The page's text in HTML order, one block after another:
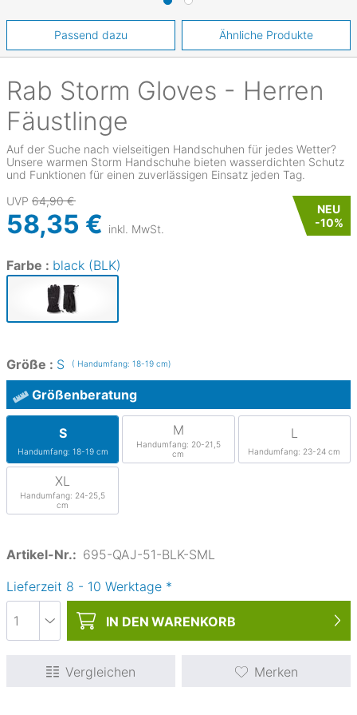
Rab Storm Gloves - Herren
Fäustlinge
Auf der Suche nach vielseitigen Handschuhen für jedes Wetter?
Unsere warmen Storm Handschuhe bieten wasserdichten Schutz
und Funktionen für einen zuverlässigen Einsatz jeden Tag.
UVP 64,90 €
58,35 € inkl. MwSt.
NEU
-10%
Farbe : black (BLK)
Größe : S ( Handumfang: 18-19 cm)
Größenberatung
S
Handumfang: 18-19 cm
M
Handumfang: 20-21,5
cm
L
Handumfang: 23-24 cm
XL
Handumfang: 24-25,5
cm
Artikel-Nr.: 695-QAJ-51-BLK-SML
Lieferzeit 8 - 10 Werktage *
IN DEN WARENKORB
Vergleichen Merken
Passend dazu Ähnliche Produkte